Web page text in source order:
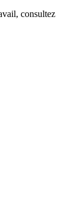
, consultez